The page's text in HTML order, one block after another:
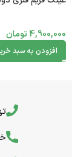
4,900,000تومان
افزودن به سبد